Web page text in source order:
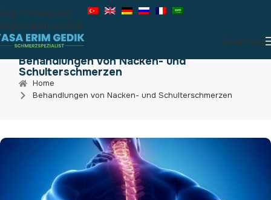
Skip to navigation
Skip to main content
Ernennung
Behandlungen von Nacken- und
Schulterschmerzen
Home
Behandlungen von Nacken- und Schulterschmerzen